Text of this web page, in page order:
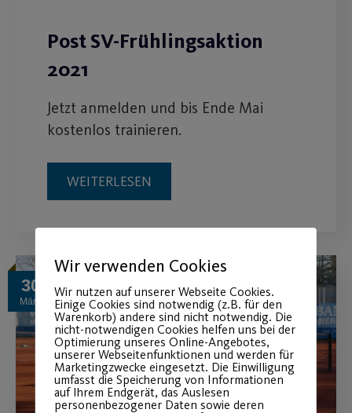
Post SV-Frühlingsaktion
2021
Jetzt anmelden und bis Ende Mai
kostenlos trainieren.
WEITERLESEN
30
März
Wir verwenden Cookies
Wir nutzen auf unserer Webseite Cookies.
Einige Cookies sind notwendig (z.B. für den
Warenkorb) andere sind nicht notwendig. Die
nicht-notwendigen Cookies helfen uns bei der
Optimierung unseres Online-Angebotes,
unserer Webseitenfunktionen und werden für
Marketingzwecke eingesetzt. Die Einwilligung
umfasst die Speicherung von Informationen
auf Ihrem Endgerät, das Auslesen
personenbezogener Daten sowie deren